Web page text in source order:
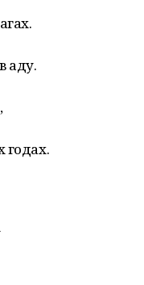
аду.